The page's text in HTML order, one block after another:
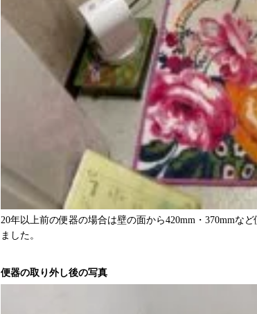
20年以上前の便器の場合は壁の面から420mm・370mmな
ました。
便器の取り外し後の写真